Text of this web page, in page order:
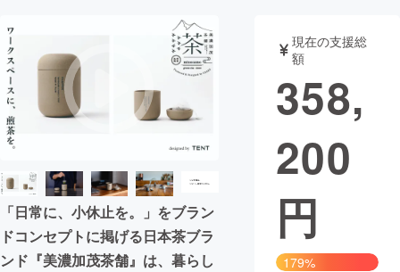
テクノロジー・ガジェット
映像・映画 書籍・雑誌
ビジネス・起業 チャレンジ
まちづくり・地域活性化
CAMPFIRE for Social Good
CAMPFIRE Creation
「日常に、小休止を。」をブラン
ドコンセプトに掲げる日本茶ブラ
ンド『美濃加茂茶舗』は、暮らし
現在の支援総
額
358,
200
円
179%